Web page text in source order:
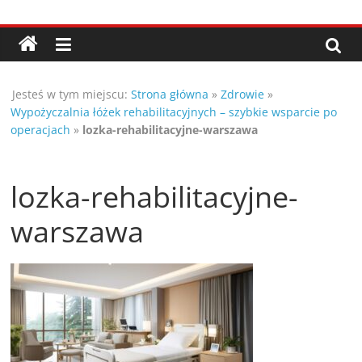
do
treści
Porady,
wskazówki
oraz
rady
–
poznaj
te
Jesteś w tym miejscu: Strona główna »Zdrowie »
Wypożyczalnia łóżek rehabilitacyjnych – szybkie wsparcie po
operacjach » lozka-rehabilitacyjne-warszawa
lozka-rehabilitacyjne-
warszawa